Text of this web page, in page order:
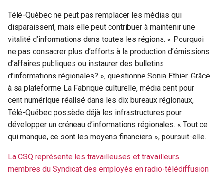
Télé-Québec ne peut pas remplacer les médias qui
disparaissent, mais elle peut contribuer à maintenir une
vitalité d’informations dans toutes les régions. « Pourquoi
ne pas consacrer plus d’efforts à la production d’émissions
d’affaires publiques ou instaurer des bulletins
d’informations régionales? », questionne Sonia Ethier. Grâce
à sa plateforme La Fabrique culturelle, média cent pour
cent numérique réalisé dans les dix bureaux régionaux,
Télé-Québec possède déjà les infrastructures pour
développer un créneau d’informations régionales. « Tout ce
qui manque, ce sont les moyens financiers », poursuit-elle.
La CSQ représente les travailleuses et travailleurs
membres du Syndicat des employés en radio-télédiffusion